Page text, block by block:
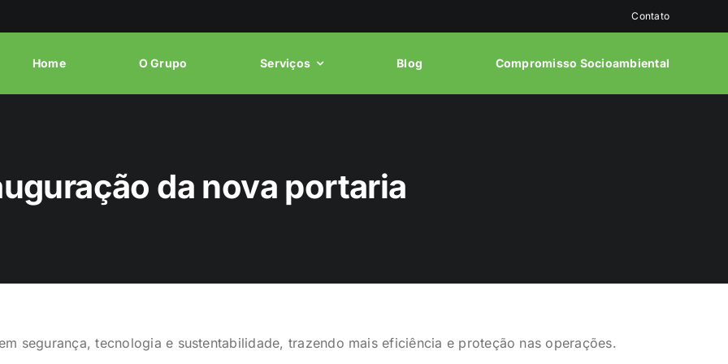
Contato
Home O Grupo Serviços Blog Compromisso Socioambiental
da nova portaria
segurança, tecnologia e sustentabilidade, trazendo mais eficiência e proteção nas operações.